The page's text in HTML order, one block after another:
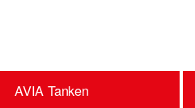
AVIA Tanken